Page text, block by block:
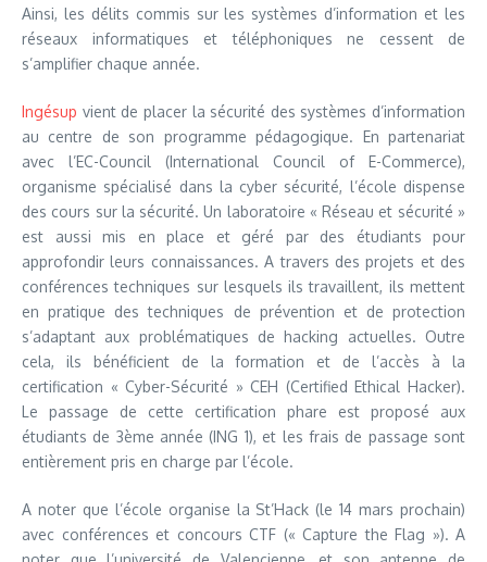
Ainsi, les délits commis sur les systèmes d’information et les
réseaux informatiques et téléphoniques ne cessent de
s’amplifier chaque année.
Ingésup vient de placer la sécurité des systèmes d’information
au centre de son programme pédagogique. En partenariat
avec l’EC-Council (International Council of E-Commerce),
organisme spécialisé dans la cyber sécurité, l’école dispense
des cours sur la sécurité. Un laboratoire « Réseau et sécurité »
est aussi mis en place et géré par des étudiants pour
approfondir leurs connaissances. A travers des projets et des
conférences techniques sur lesquels ils travaillent, ils mettent
en pratique des techniques de prévention et de protection
s’adaptant aux problématiques de hacking actuelles. Outre
cela, ils bénéficient de la formation et de l’accès à la
certification « Cyber-Sécurité » CEH (Certified Ethical Hacker).
Le passage de cette certification phare est proposé aux
étudiants de 3ème année (ING 1), et les frais de passage sont
entièrement pris en charge par l’école.
A noter que l’école organise la St’Hack (le 14 mars prochain)
avec conférences et concours CTF (« Capture the Flag »). A